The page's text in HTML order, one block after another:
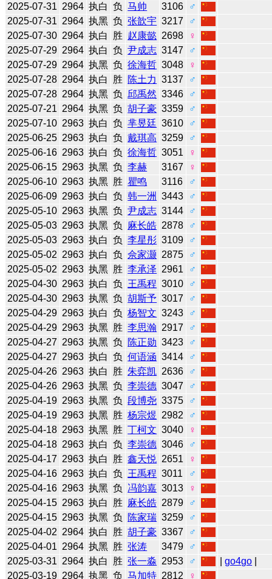
2025-07-31 2964 执白 负 马帅 3106
♂
2025-07-31 2964 执黑 负 张歆宇 3217
♂
2025-07-30 2964 执白 胜 赵康懿 2698
♀
2025-07-29 2964 执白 负 尹成志 3147
♂
2025-07-29 2964 执黑 负 徐海哲 3048
♀
2025-07-28 2964 执白 胜 陈土力 3137
♂
2025-07-28 2964 执黑 负 邱禹然 3346
♂
2025-07-21 2964 执黑 负 胡子豪 3359
♂
2025-07-10 2963 执白 负 芈昱廷 3610
♂
2025-06-25 2963 执白 负 戴琪高 3259
♂
2025-06-16 2963 执白 负 徐海哲 3051
♀
2025-06-15 2963 执黑 负 李赫 3167
♀
2025-06-10 2963 执黑 胜 瞿鸣 3116
♂
2025-06-09 2963 执白 负 韩一洲 3443
♂
2025-05-10 2963 执黑 负 尹成志 3144
♂
2025-05-03 2963 执黑 负 麻长皓 2878
♂
2025-05-03 2963 执白 负 李星彤 3109
♂
2025-05-02 2963 执白 负 佘家灏 2875
♂
2025-05-02 2963 执黑 胜 李承泽 2961
♂
2025-04-30 2963 执白 负 王禹程 3010
♂
2025-04-30 2963 执黑 负 胡斯予 3017
♂
2025-04-29 2963 执白 负 杨智文 3243
♂
2025-04-29 2963 执黑 胜 李思瀚 2917
♂
2025-04-27 2963 执黑 负 陈正勋 3423
♂
2025-04-27 2963 执白 负 何语涵 3414
♂
2025-04-26 2963 执白 胜 朱弈凯 2636
♂
2025-04-26 2963 执黑 负 李崇德 3047
♂
2025-04-19 2963 执黑 负 段博尧 3375
♂
2025-04-19 2963 执黑 胜 杨宗煜 2982
♂
2025-04-18 2963 执黑 胜 丁柯文 3040
♀
2025-04-18 2963 执白 负 李崇德 3046
♂
2025-04-17 2963 执白 胜 鑫天悦 2651
♀
2025-04-16 2963 执白 负 王禹程 3011
♂
2025-04-16 2963 执黑 负 冯韵嘉 3013
♀
2025-04-15 2963 执白 胜 麻长皓 2879
♂
2025-04-15 2963 执黑 负 陈家瑞 3259
♂
2025-04-02 2964 执白 胜 胡子豪 3367
♂
2025-04-01 2964 执黑 胜 张涛 3479
♂
2025-03-31 2964 执白 胜 张一淼 2953 ♂ |go4go
2025-03-19 2964 执黑 负 马加特 2812 ♀